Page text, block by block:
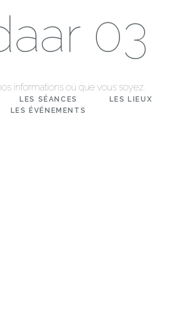
03
informations où que vous soyez.
LES SÉANCES
LES LIEUX
LES ÉVÉNEMENTS